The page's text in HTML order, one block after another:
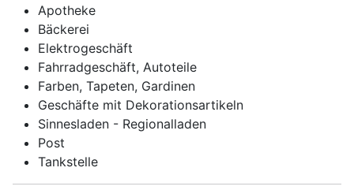
Apotheke
Bäckerei
Elektrogeschäft
Fahrradgeschäft, Autoteile
Farben, Tapeten, Gardinen
Geschäfte mit Dekorationsartikeln
Sinnesladen - Regionalladen
Post
Tankstelle